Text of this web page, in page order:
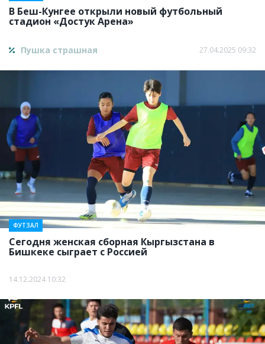
В Беш-Кунгее открыли новый футбольный
стадион «Достук Арена»
Пушка страшная 27.04.2025 09:32
Сегодня женская сборная Кыргызстана в
Бишкеке сыграет с Россией
ФУТЗАЛ
14.12.2024 10:32